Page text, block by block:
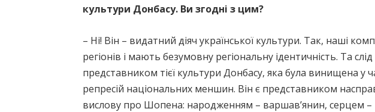
культури Донбасу. Ви згодні з цим?
– Ні! Він – видатний діяч української культури. Так, наші
регіонів і мають безумовну регіональну ідентичність. Та
представником тієї культури Донбасу, яка була винищена у
репресій національних меншин. Він є представником
вислову про Шопена: народженням – варшав’янин, серцем –